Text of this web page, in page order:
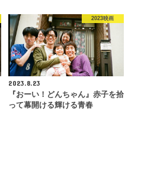
2023映画
2023.8.23
『おーい！どんちゃん』赤子を拾
って幕開ける輝ける青春